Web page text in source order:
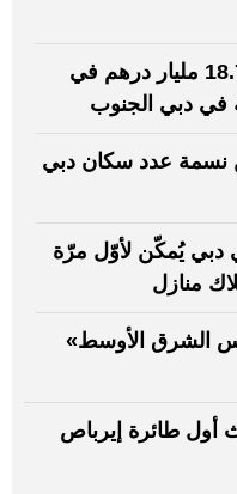
"طيران الإمارات" تستثمر 18.7 مليار درهم في
في دبي الجنوب
4.58 ملايين نسمة عدد سكان دبي
دبي يُمكّن لأوّل مرّة
الشرق الأوسط»
أول طائرة إيرباص